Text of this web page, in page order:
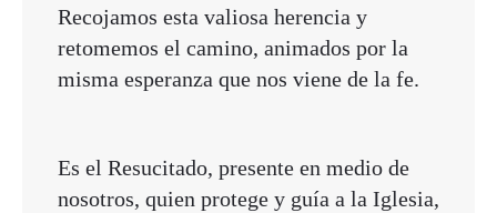
Recojamos esta valiosa herencia y
retomemos el camino, animados por la
misma esperanza que nos viene de la fe.
Es el Resucitado, presente en medio de
nosotros, quien protege y guía a la Iglesia,